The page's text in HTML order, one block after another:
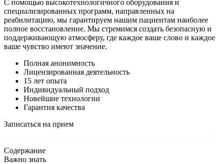
С помощью высокотехнологичного оборудования и
специализированных программ, направленных на
реабилитацию, мы гарантируем нашим пациентам наиболее
полное восстановление. Мы стремимся создать безопасную и
поддерживающую атмосферу, где каждое ваше слово и каждое
ваше чувство имеют значение.
Полная анонимность
Лицензированная деятельность
15 лет опыта
Индивидуальный подход
Новейшие технологии
Гарантия качества
Записаться на прием
Содержание
Важно знать